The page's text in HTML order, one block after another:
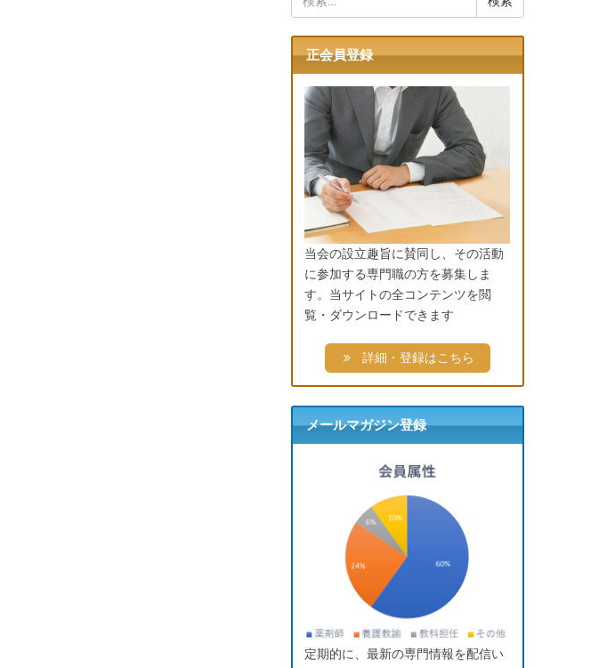
索:
正会員登録
当会の設立趣旨に賛同し、その活動
に参加する専門職の方を募集しま
す。当サイトの全コンテンツを閲
覧・ダウンロードできます
詳細・登録はこちら
メールマガジン登録
定期的に、最新の専門情報を配信い